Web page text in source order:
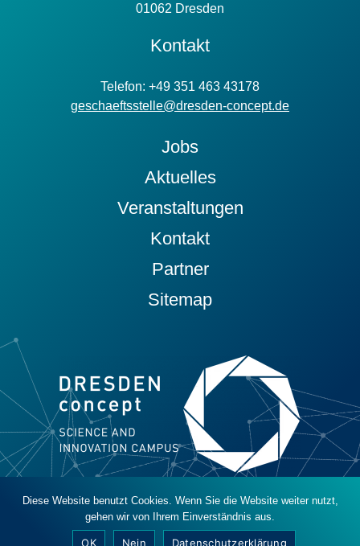
01062 Dresden
Kontakt
Telefon: +49 351 463 43178
geschaeftsstelle@dresden-concept.de
Jobs
Aktuelles
Veranstaltungen
Kontakt
Partner
Sitemap
Datenschutz
Impressum Barrierefreiheit
Diese Website benutzt Cookies. Wenn Sie die Website weiter nutzt,
gehen wir von Ihrem Einverständnis aus.
OK Nein Datenschutzerklärung